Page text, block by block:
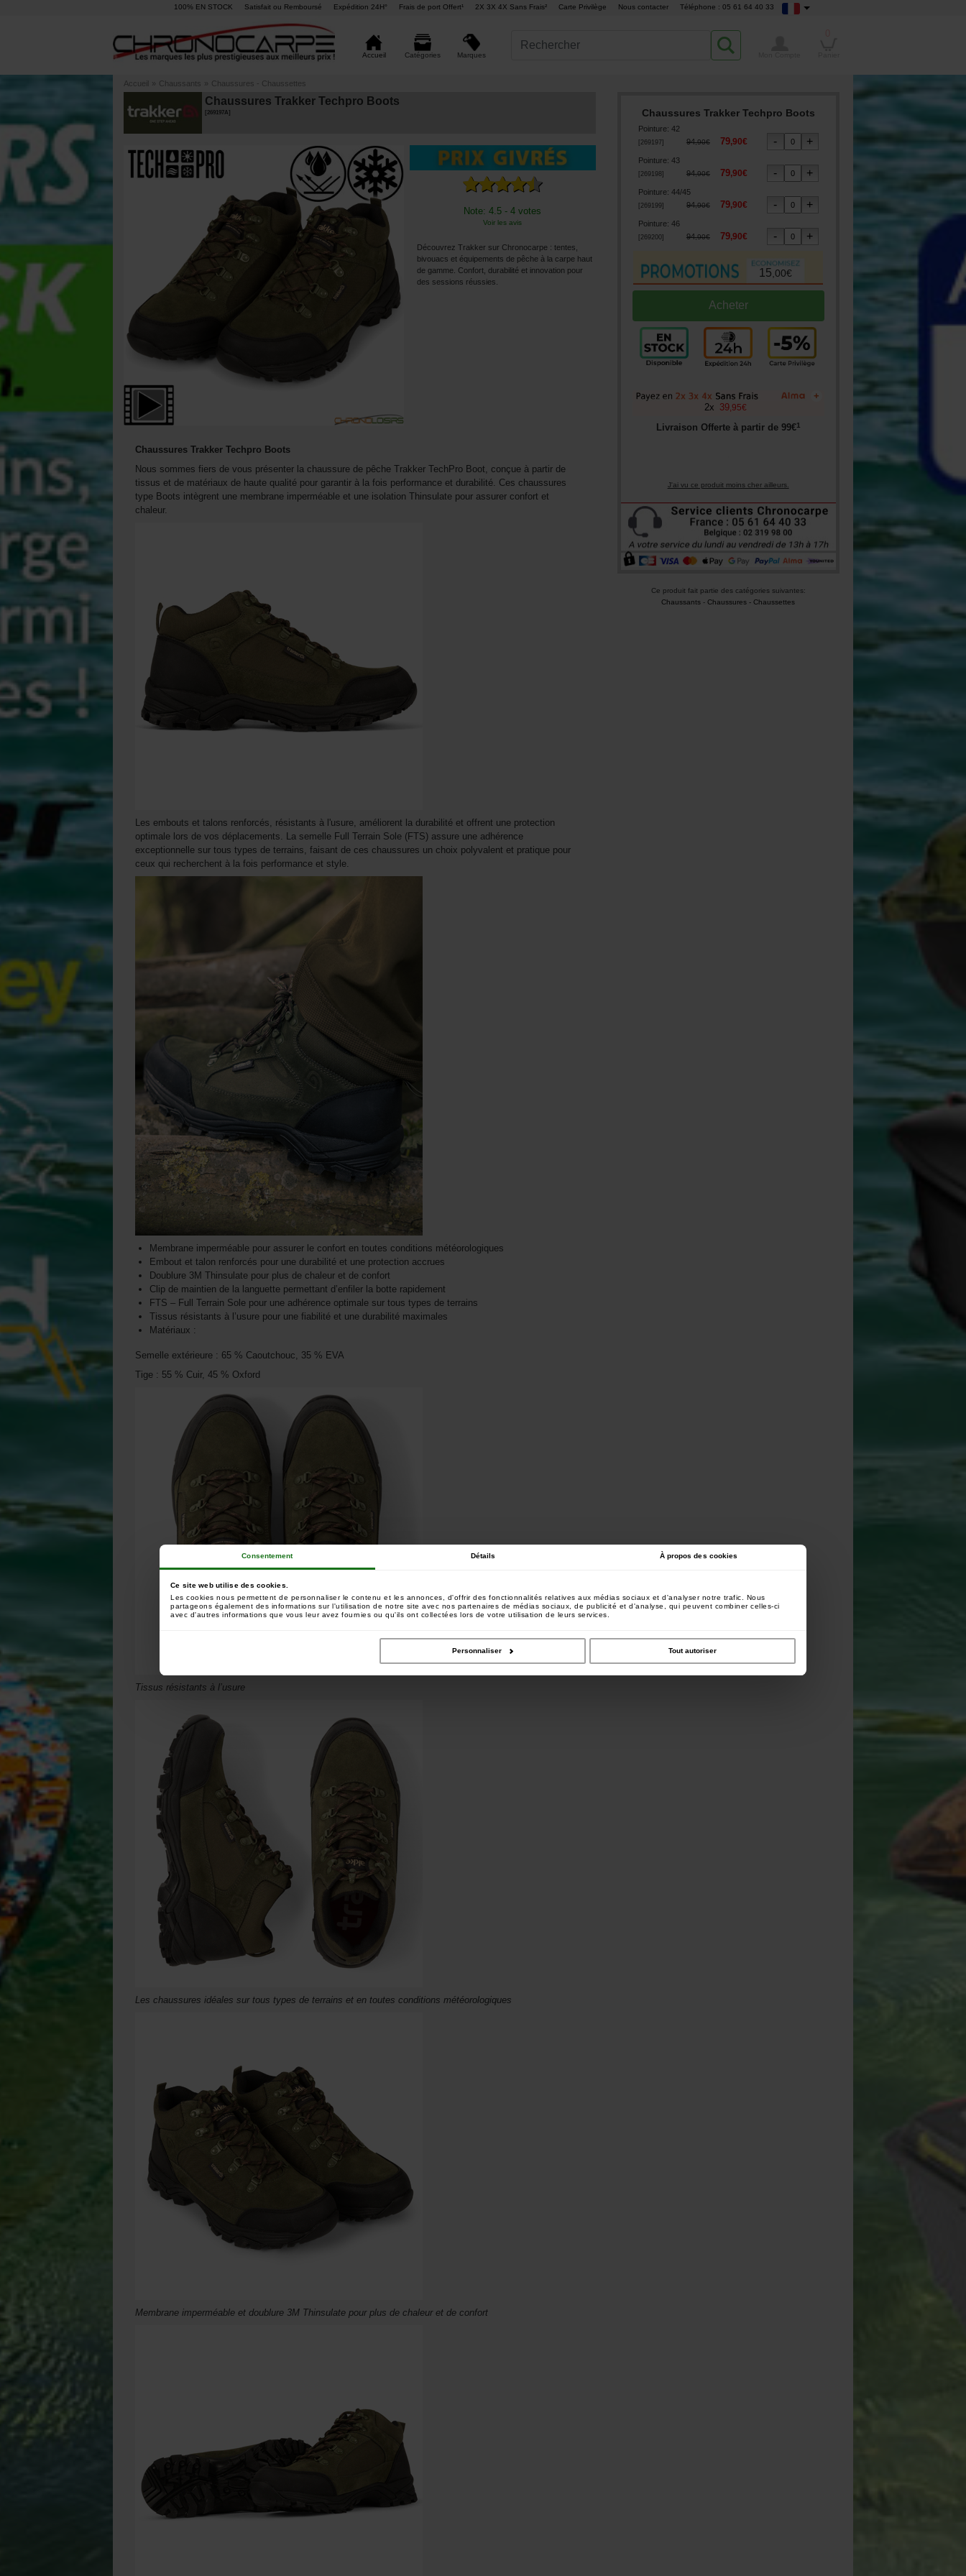
Consentement Détails À propos des cookies
Ce site web utilise des cookies.
Les cookies nous permettent de personnaliser le contenu et les annonces, d'offrir des fonctionnalités relatives aux médias sociaux et d'analyser notre trafic. Nous
partageons également des informations sur l'utilisation de notre site avec nos partenaires de médias sociaux, de publicité et d'analyse, qui peuvent combiner celles-ci
avec d'autres informations que vous leur avez fournies ou qu'ils ont collectées lors de votre utilisation de leurs services.
Personnaliser Tout autoriser
100% EN STOCK Satisfait ou Remboursé Expédition 24H° Frais de port Offert¹ 2X 3X 4X Sans Frais² Carte Privilège Nous contacter Téléphone : 05 61 64 40 33
Accueil Catégories Marques
Accueil » Chaussants » Chaussures - Chaussettes
Chaussures Trakker Techpro Boots
269197A]
Note: 4.5 - 4 votes
Voir les avis
Découvrez Trakker sur Chronocarpe : tentes,
bivouacs et équipements de pêche à la carpe haut
de gamme. Confort, durabilité et innovation pour
des sessions réussies.
Chaussures Trakker Techpro Boots
Pointure: 42
269197] 94,90€ 79,90€
Pointure: 43
269198 ] 94,90€ 79,90€
Pointure: 44/45
269199] 94,90€ 79,90€
Pointure: 46
269200] 94,90€ 79,90€
15,00€
+
2x 39 95€
Livraison Offerte à partir de 99€1
J'ai vu ce produit moins cher ailleurs.
Ce produit fait partie des catégories suivantes:
Chaussants -Chaussures - Chaussettes
Chaussures Trakker Techpro Boots
Nous sommes fiers de vous présenter la chaussure de pêche Trakker TechPro Boot, conçue à partir de
tissus et de matériaux de haute qualité pour garantir à la fois performance et durabilité. Ces chaussures
type Boots intègrent une membrane imperméable et une isolation Thinsulate pour assurer confort et
chaleur.
Les embouts et talons renforcés, résistants à l'usure, améliorent la durabilité et offrent une protection
optimale lors de vos déplacements. La semelle Full Terrain Sole (FTS) assure une adhérence
exceptionnelle sur tous types de terrains, faisant de ces chaussures un choix polyvalent et pratique pour
ceux qui recherchent à la fois performance et style.
Membrane imperméable pour assurer le confort en toutes conditions météorologiques
Embout et talon renforcés pour une durabilité et une protection accrues
Doublure 3M Thinsulate pour plus de chaleur et de confort
Clip de maintien de la languette permettant d’enfiler la botte rapidement
FTS – Full Terrain Sole pour une adhérence optimale sur tous types de terrains
Tissus résistants à l’usure pour une fiabilité et une durabilité maximales
Matériaux :
Semelle extérieure : 65 % Caoutchouc, 35 % EVA
Tige : 55 % Cuir, 45 % Oxford
Tissus résistants à l’usure
Les chaussures idéales sur tous types de terrains et en toutes conditions météorologiques
Membrane imperméable et doublure 3M Thinsulate pour plus de chaleur et de confort